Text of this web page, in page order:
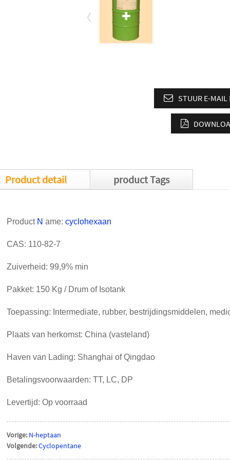
STUUR E-MAIL
Product detail product Tags
Product N ame: cyclohexaan
CAS: 110-82-7
Zuiverheid: 99,9% min
Pakket: 150 Kg / Drum of Isotank
Toepassing: Intermediate, rubber, bestrijdingsmiddelen,
Plaats van herkomst: China (vasteland)
Haven van Lading: Shanghai of Qingdao
Betalingsvoorwaarden: TT, LC, DP
Levertijd: Op voorraad
Vorige: N-heptaan
Volgende:Cyclopentane